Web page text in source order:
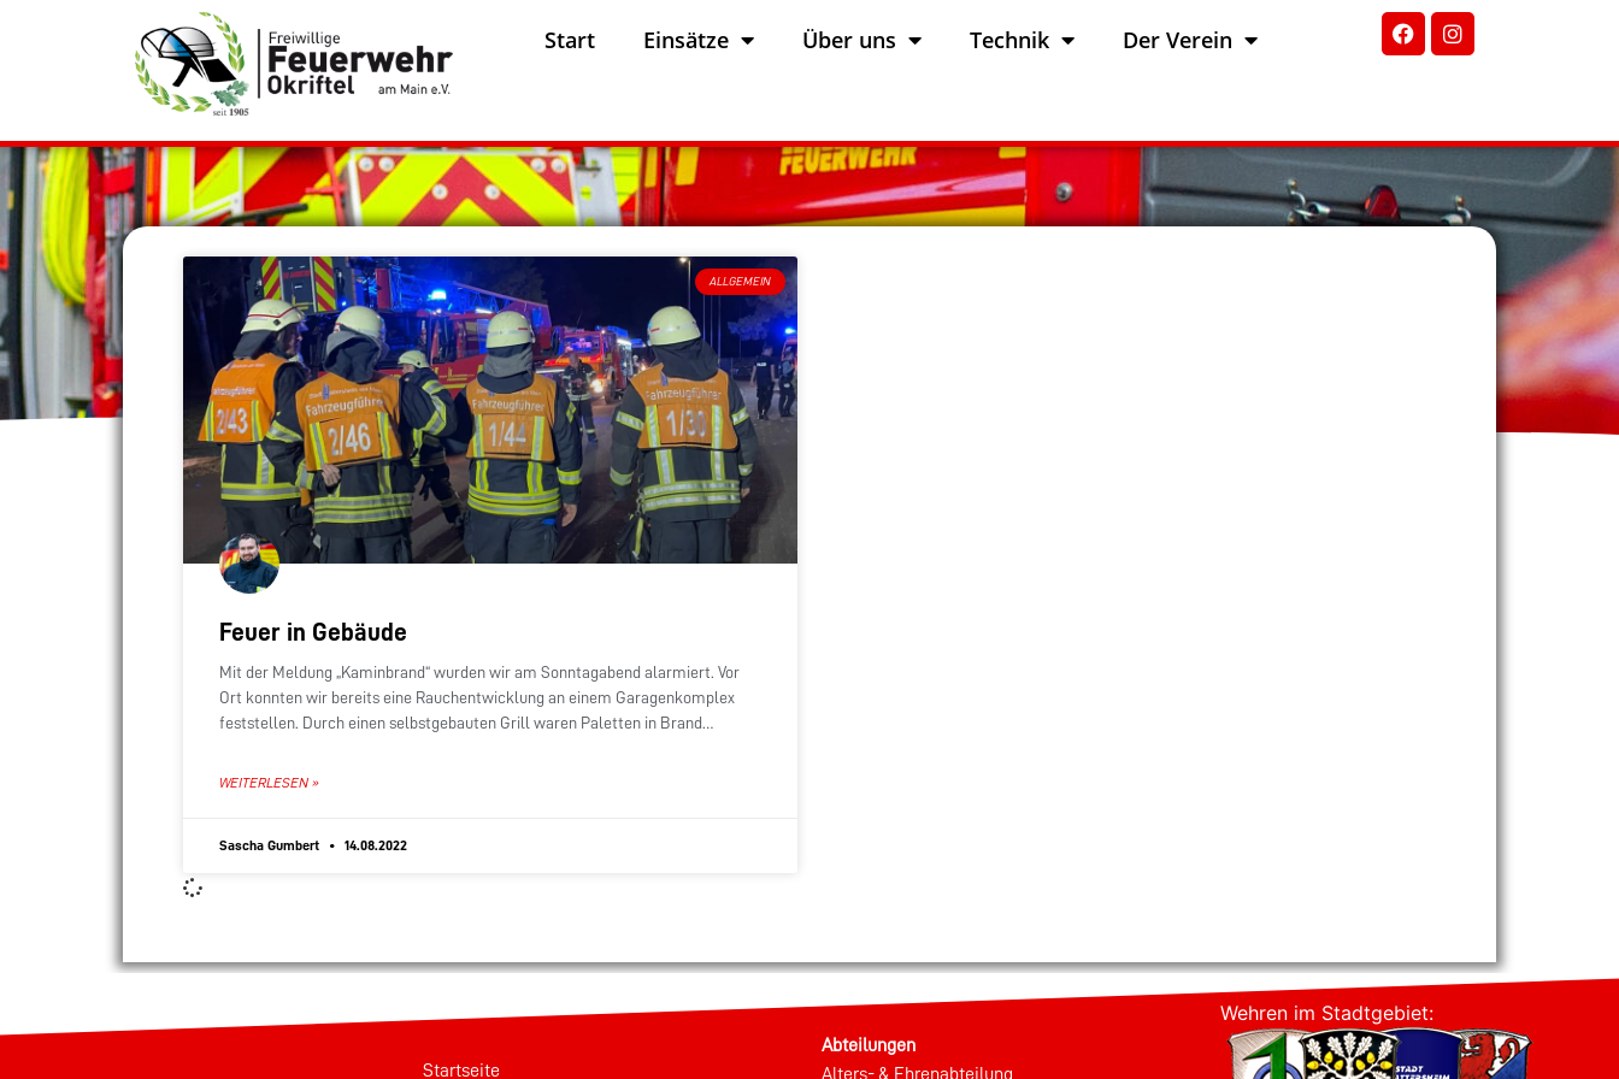
Start Einsätze Über uns Technik Der Verein
ALLGEMEIN
Feuer in Gebäude
Mit der Meldung „Kaminbrand“ wurden wir am Sonntagabend alarmiert. Vor
Ort konnten wir bereits eine Rauchentwicklung an einem Garagenkomplex
feststellen. Durch einen selbstgebauten Grill waren Paletten in Brand
WEITERLESEN »
Sascha Gumbert 14.08.2022
Startseite
Abteilungen
Alters- & Ehrenabteilung
Wehren im Stadtgebiet: